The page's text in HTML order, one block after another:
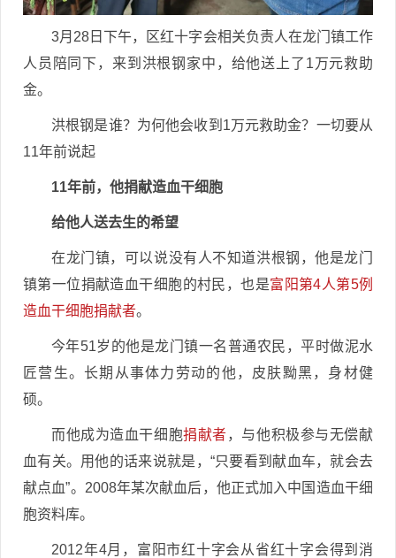
3月28日下午，区红十字会相关负责人在龙门镇工作
人员陪同下，来到洪根钢家中，给他送上了1万元救助
金。
洪根钢是谁？为何他会收到1万元救助金？一切要从
11年前说起
11年前，他捐献造血干细胞
给他人送去生的希望
在龙门镇，可以说没有人不知道洪根钢，他是龙门
镇第一位捐献造血干细胞的村民，也是富阳第4人第5例
造血干细胞捐献者。
今年51岁的他是龙门镇一名普通农民，平时做泥水
匠营生。长期从事体力劳动的他，皮肤黝黑，身材健
硕。
而他成为造血干细胞捐献者，与他积极参与无偿献
血有关。用他的话来说就是，“只要看到献血车，就会去
献点血”。2008年某次献血后，他正式加入中国造血干细
胞资料库。
2012年4月，富阳市红十字会从省红十字会得到消